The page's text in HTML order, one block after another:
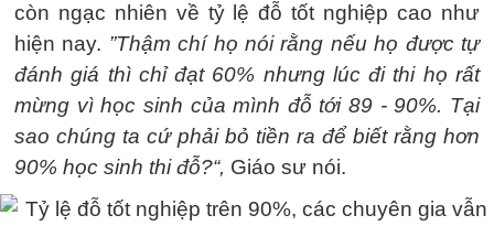
còn ngạc nhiên về tỷ lệ đỗ tốt nghiệp cao như
hiện nay. ”Thậm chí họ nói rằng nếu họ được tự
đánh giá thì chỉ đạt 60% nhưng lúc đi thi họ rất
mừng vì học sinh của mình đỗ tới 89 - 90%. Tại
sao chúng ta cứ phải bỏ tiền ra để biết rằng hơn
90% học sinh thi đỗ?“, Giáo sư nói.